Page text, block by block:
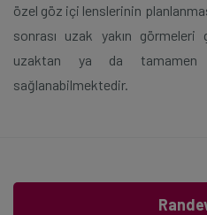
özel göz içi lenslerinin
son­rası uzak yakın
uzaktan ya da tamamen
sağlanabilmektedir.